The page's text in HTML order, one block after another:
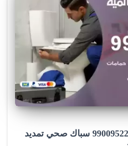
فني صحي السالمي 99009522 سباك صحي تمديد